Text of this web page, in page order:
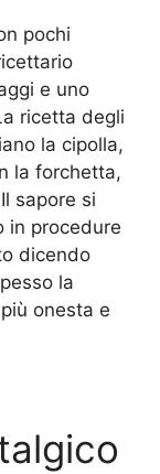
pochi
e uno
ricetta degli
la cipolla,
la forchetta,
sapore si
in procedure
dicendo
la
onesta e